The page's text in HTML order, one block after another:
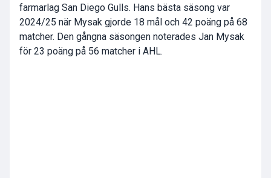
farmarlag San Diego Gulls. Hans bästa säsong var
2024/25 när Mysak gjorde 18 mål och 42 poäng på 68
matcher. Den gångna säsongen noterades Jan Mysak
för 23 poäng på 56 matcher i AHL.